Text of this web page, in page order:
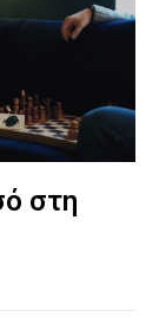
στη